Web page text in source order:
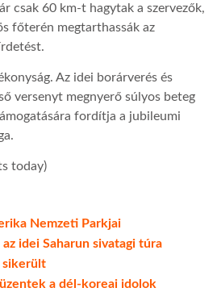
csak 60 km-t hagytak a szervezők,
főterén megtarthassák az
Az idei borárverés és
versenyt megnyerő súlyos beteg
fordítja a jubileumi
today)
Nemzeti Parkjai
az idei Saharun sivatagi túra
sikerült
a dél-koreai idolok